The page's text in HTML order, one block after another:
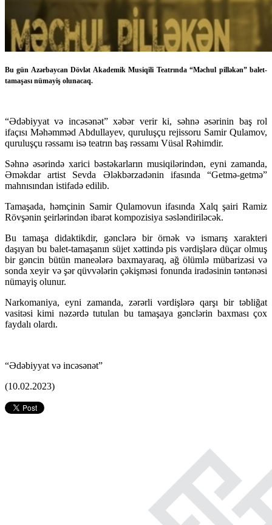
Bu gün Azərbaycan Dövlət Akademik Musiqili Teatrında “Məchul pilləkən” balet-
tamaşası nümayiş olunacaq.
“Ədəbiyyat və incəsənət” xəbər verir ki, səhnə əsərinin baş rol
ifaçısı Məhəmməd Abdullayev, quruluşçu rejissoru Samir Qulamov,
quruluşçu rəssamı isə teatrın baş rəssamı Vüsal Rəhimdir.
Səhnə əsərində xarici bəstəkarların musiqilərindən, eyni zamanda,
Əməkdar artist Sevda Ələkbərzadənin ifasında “Getmə-getmə”
mahnısından istifadə edilib.
Tamaşada, həmçinin Samir Qulamovun ifasında Xalq şairi Ramiz
Rövşənin şeirlərindən ibarət kompozisiya səsləndiriləcək.
Bu tamaşa didaktikdir, gənclərə bir örnək və ismarış xarakteri
daşıyan bu balet-tamaşanın süjet xəttində pis vərdişlərə düçar olmuş
bir gəncin bütün maneələrə baxmayaraq, ağ ölümlə mübarizəsi və
sonda xeyir və şər qüvvələrin çəkişməsi fonunda iradəsinin təntənəsi
nümayiş olunur.
Narkomaniya, eyni zamanda, zərərli vərdişlərə qarşı bir təbliğat
vasitəsi kimi nəzərdə tutulan bu tamaşaya gənclərin baxması çox
faydalı olardı.
“Ədəbiyyat və incəsənət”
(10.02.2023)